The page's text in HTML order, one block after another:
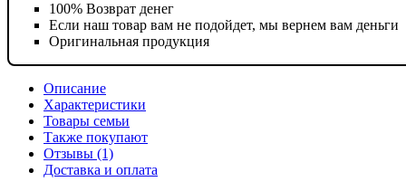
100% Возврат денег
Если наш товар вам не подойдет, мы вернем вам деньги
Оригинальная продукция
Описание
Характеристики
Товары семьи
Также покупают
Отзывы (1)
Доставка и оплата